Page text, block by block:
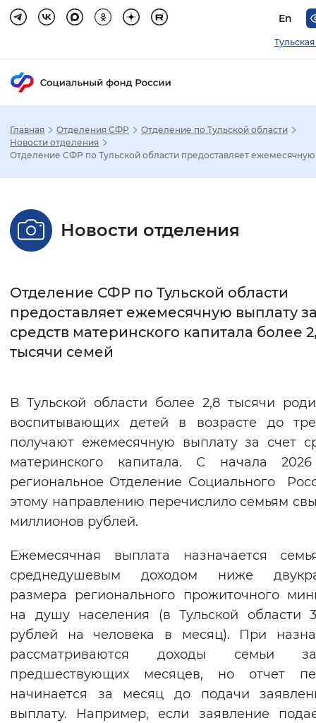
En
Настройка режима отображения
Стандартный Увеличенный
Цвет сайта
Синий фон
Изображения
Включены
Воспроизвести Остановить
Вернуть стандартные настройки
Главная Отделения СФР
Отделение по Тульской области
Новости отделения
Отделение СФР по Тульской области предоставляет ежемесячную
Новости отделения
Отделение СФР по Тульской области
предоставляет ежемесячную выплату
средств материнского капитала более
тысячи семей
В Тульской области более 2,8 тысячи
воспитывающих детей в возрасте до
получают ежемесячную выплату за счет
материнского капитала. С начала
региональное Отделение Социального
этому направлению перечислило семьям
миллионов рублей.
Ежемесячная выплата назначается
среднедушевым доходом ниже
размера регионального прожиточного
на душу населения (в Тульской области
рублей на человека в месяц). При
рассматриваются доходы семьи
предшествующих месяцев, но отчет
начинается за месяц до подачи
выплату. Например, если заявление